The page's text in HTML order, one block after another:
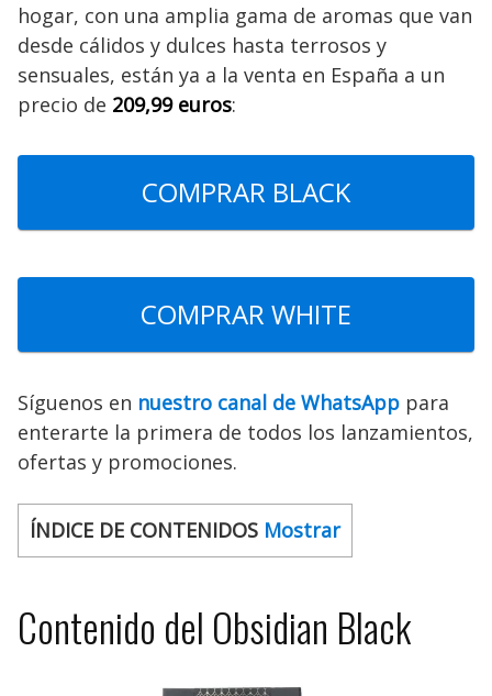
hogar, con una amplia gama de aromas que van
desde cálidos y dulces hasta terrosos y
sensuales, están ya a la venta en España a un
precio de 209,99 euros:
COMPRAR BLACK
COMPRAR WHITE
Síguenos en nuestro canal de WhatsApp para
enterarte la primera de todos los lanzamientos,
ofertas y promociones.
ÍNDICE DE CONTENIDOS Mostrar
Contenido del Obsidian Black